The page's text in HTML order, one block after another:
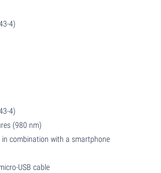
4)
4)
(980 nm)
combination with a smartphone
USB cable